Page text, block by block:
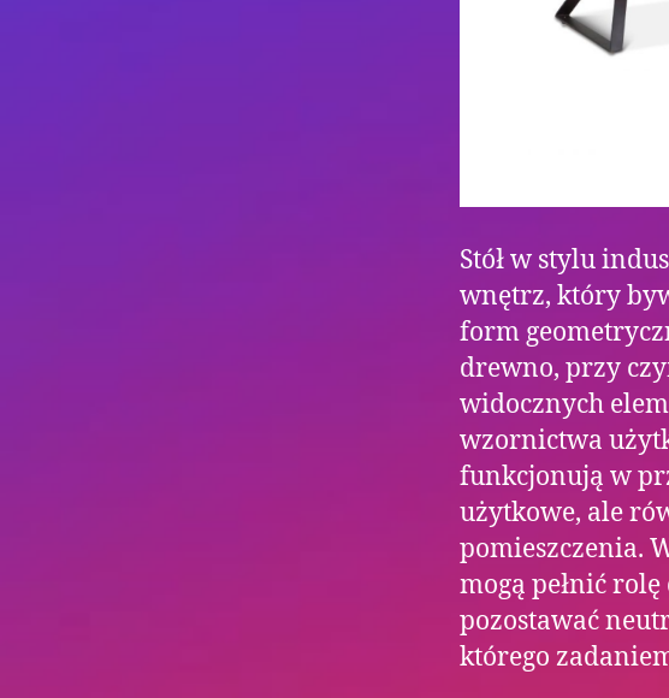
Stół w stylu
wnętrz, który
form
drewno, przy
widocznych
wzornictwa
funkcjonują w
użytkowe, ale
pomieszczenia.
mogą pełnić
pozostawać
którego